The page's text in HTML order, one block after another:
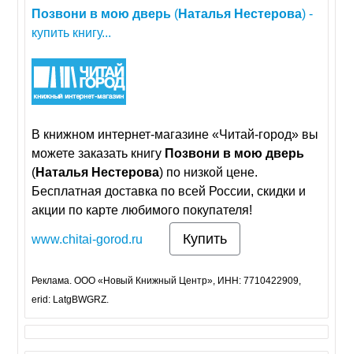
Позвони в мою дверь (Наталья Нестерова) -
купить книгу...
В книжном интернет-магазине «Читай-город» вы
можете заказать книгу Позвони в мою дверь
(Наталья Нестерова) по низкой цене.
Бесплатная доставка по всей России, скидки и
акции по карте любимого покупателя!
www.chitai-gorod.ru Купить
Реклама. ООО «Новый Книжный Центр», ИНН: 7710422909,
erid: LatgBWGRZ.